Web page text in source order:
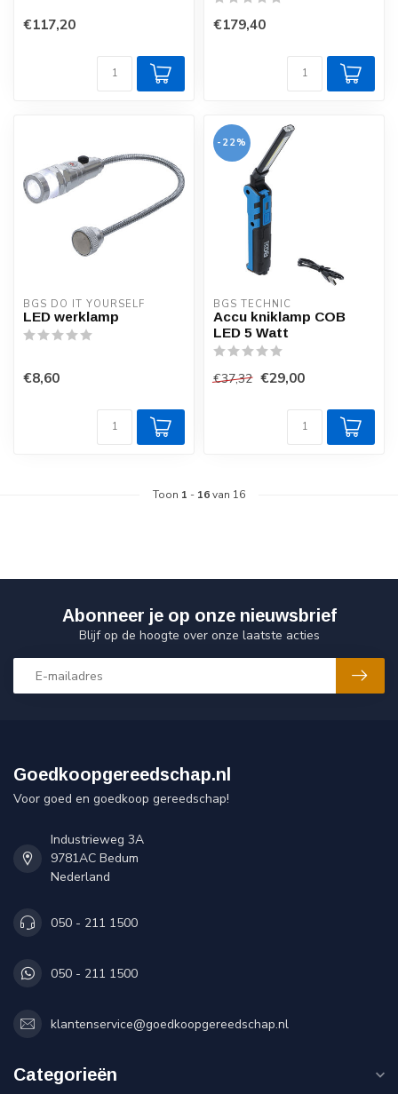
€117,20 €179,40
BGS DO IT YOURSELF
LED werklamp
€8,60
-22%
BGS TECHNIC
Accu kniklamp COB
LED 5 Watt
€37,32 €29,00
Toon 1 - 16van 16
Abonneer je op onze nieuwsbrief
Blijf op de hoogte over onze laatste acties
Goedkoopgereedschap.nl
Voor goed en goedkoop gereedschap!
Industrieweg 3A
9781AC Bedum
Nederland
050 - 211 1500
050 - 211 1500
klantenservice@goedkoopgereedschap.nl
Categorieën